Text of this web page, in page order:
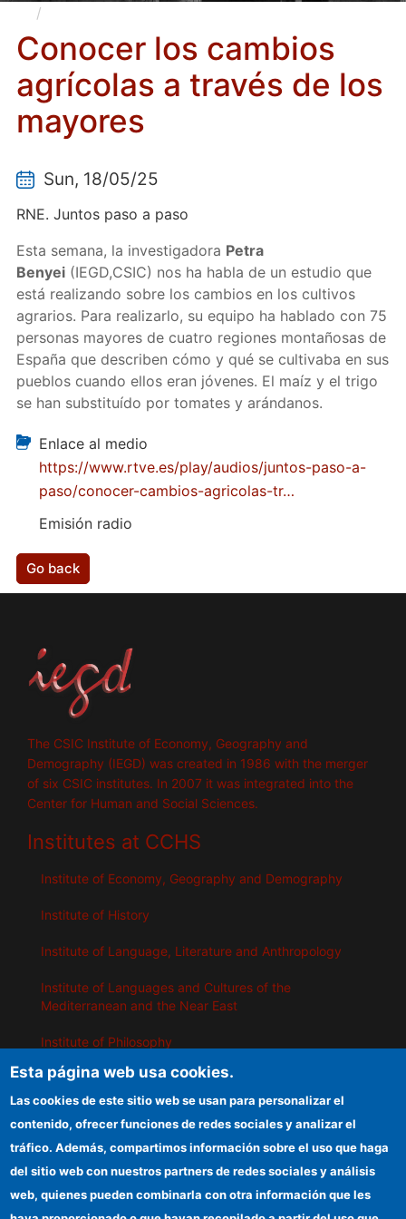
Conocer los cambios
agrícolas a través de los
mayores
Sun, 18/05/25
RNE. Juntos paso a paso
Esta semana, la investigadora Petra
Benyei(IEGD,CSIC) nos ha habla de un estudio que
está realizando sobre los cambios en los cultivos
agrarios. Para realizarlo, su equipo ha hablado con 75
personas mayores de cuatro regiones montañosas de
España que describen cómo y qué se cultivaba en sus
pueblos cuando ellos eran jóvenes. El maíz y el trigo
se han substituído por tomates y arándanos.
Enlace al medio
https://www.rtve.es/play/audios/juntos-paso-a-
paso/conocer-cambios-agricolas-tr…
Emisión radio
Go back
The CSIC Institute of Economy, Geography and
Demography (IEGD) was created in 1986 with the merger
of six CSIC institutes. In 2007 it was integrated into the
Center for Human and Social Sciences.
Institutes at CCHS
Institute of Economy, Geography and Demography
Institute of History
Institute of Language, Literature and Anthropology
Institute of Languages ​​and Cultures of the
Mediterranean and the Near East
Institute of Philosophy
Institute of Public Policies and Goods
IEGD
CSIC Electronic Office
Funding entities
Esta página web usa cookies.
Las cookies de este sitio web se usan para personalizar el
contenido, ofrecer funciones de redes sociales y analizar el
tráfico. Además, compartimos información sobre el uso que haga
del sitio web con nuestros partners de redes sociales y análisis
web, quienes pueden combinarla con otra información que les